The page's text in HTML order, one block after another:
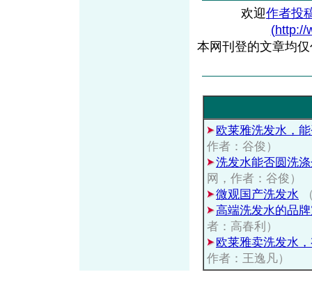
欢迎作者投
(http://
本网刊登的文章均
欧莱雅洗发水，
作者：谷俊）
洗发水能否圆洗
网，作者：谷俊）
微观国产洗发水
高端洗发水的品
者：高春利）
欧莱雅卖洗发水
作者：王逸凡）